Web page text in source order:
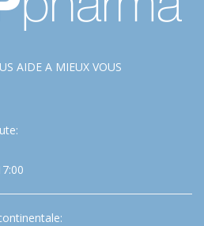
AIDE A MIEUX VOUS